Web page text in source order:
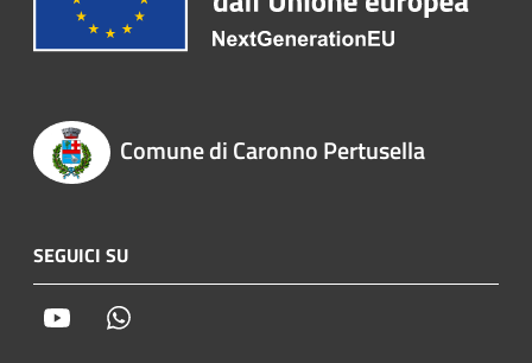
Comune di Caronno Pertusella
SEGUICI SU
Youtube